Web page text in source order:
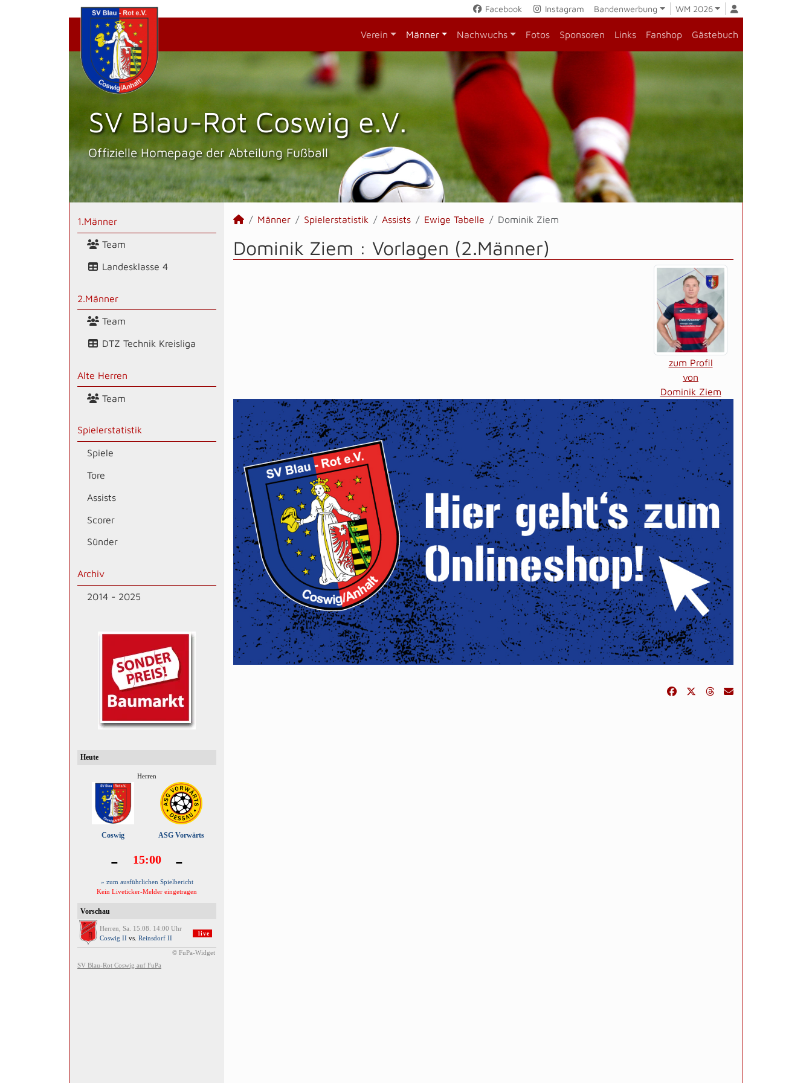
Facebook Instagram Bandenwerbung WM 2026
Verein Männer Nachwuchs Fotos Sponsoren Links Fanshop Gästebuch
SV Blau-Rot Coswig e.V.
Offizielle Homepage der Abteilung Fußball
1.Männer
Team
Landesklasse 4
2.Männer
Team
DTZ Technik Kreisliga
Alte Herren
Team
Spielerstatistik
Spiele
Tore
Assists
Scorer
Sünder
Archiv
2014 - 2025
Männer Spielerstatistik Assists Ewige Tabelle Dominik Ziem
Dominik Ziem : Vorlagen (2.Männer)
zum Profil
von
Dominik Ziem